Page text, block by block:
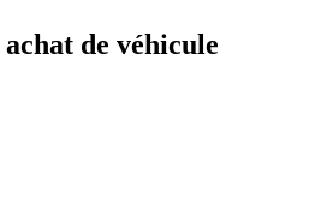
de véhicule